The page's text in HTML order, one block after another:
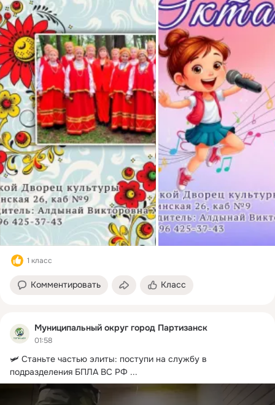
1 класс
Комментировать Класс
Муниципальный округ город Партизанск
01:58
🛩 Станьте частью элиты: поступи на службу в
подразделения БПЛА ВС РФ ...